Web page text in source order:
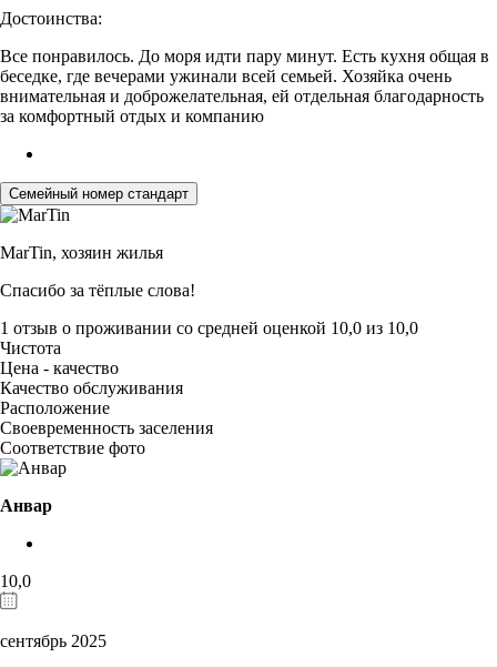
Достоинства:
Все понравилось. До моря идти пару минут. Есть кухня общая в
беседке, где вечерами ужинали всей семьей. Хозяйка очень
внимательная и доброжелательная, ей отдельная благодарность
за комфортный отдых и компанию
Семейный номер стандарт
MarTin, хозяин жилья
Спасибо за тёплые слова!
1 отзыв о проживании со средней оценкой 10,0 из 10,0
Чистота
Цена - качество
Качество обслуживания
Расположение
Своевременность заселения
Соответствие фото
Анвар
10,0
сентябрь 2025